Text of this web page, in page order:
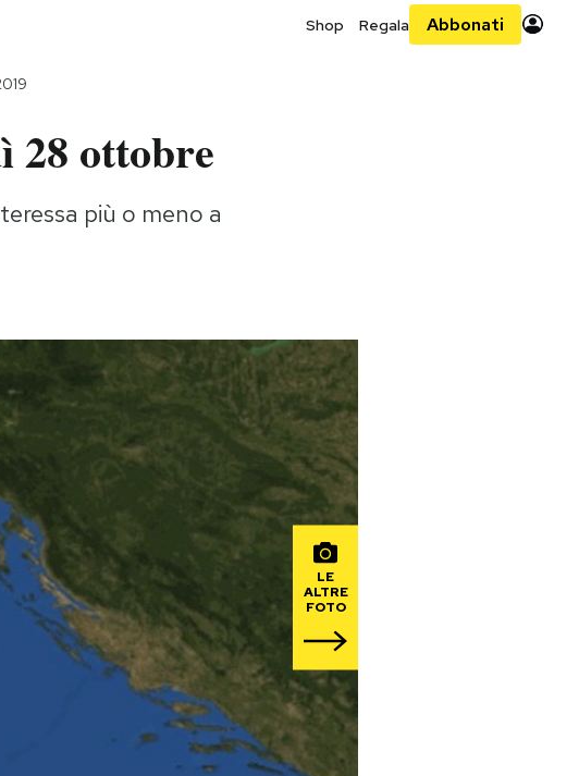
Shop Regala Abbonati
28 ottobre
più o meno a
LE
ALTRE
FOTO